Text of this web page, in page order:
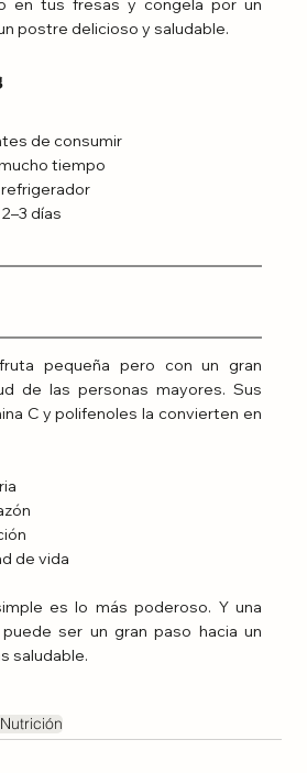
en tus fresas y congela por un
postre delicioso y saludable.
de consumir
mucho tiempo
refrigerador
2–3 días
pequeña pero con un gran
de las personas mayores. Sus
C y polifenoles la convierten en
de vida
es lo más poderoso. Y una
ser un gran paso hacia un
saludable.